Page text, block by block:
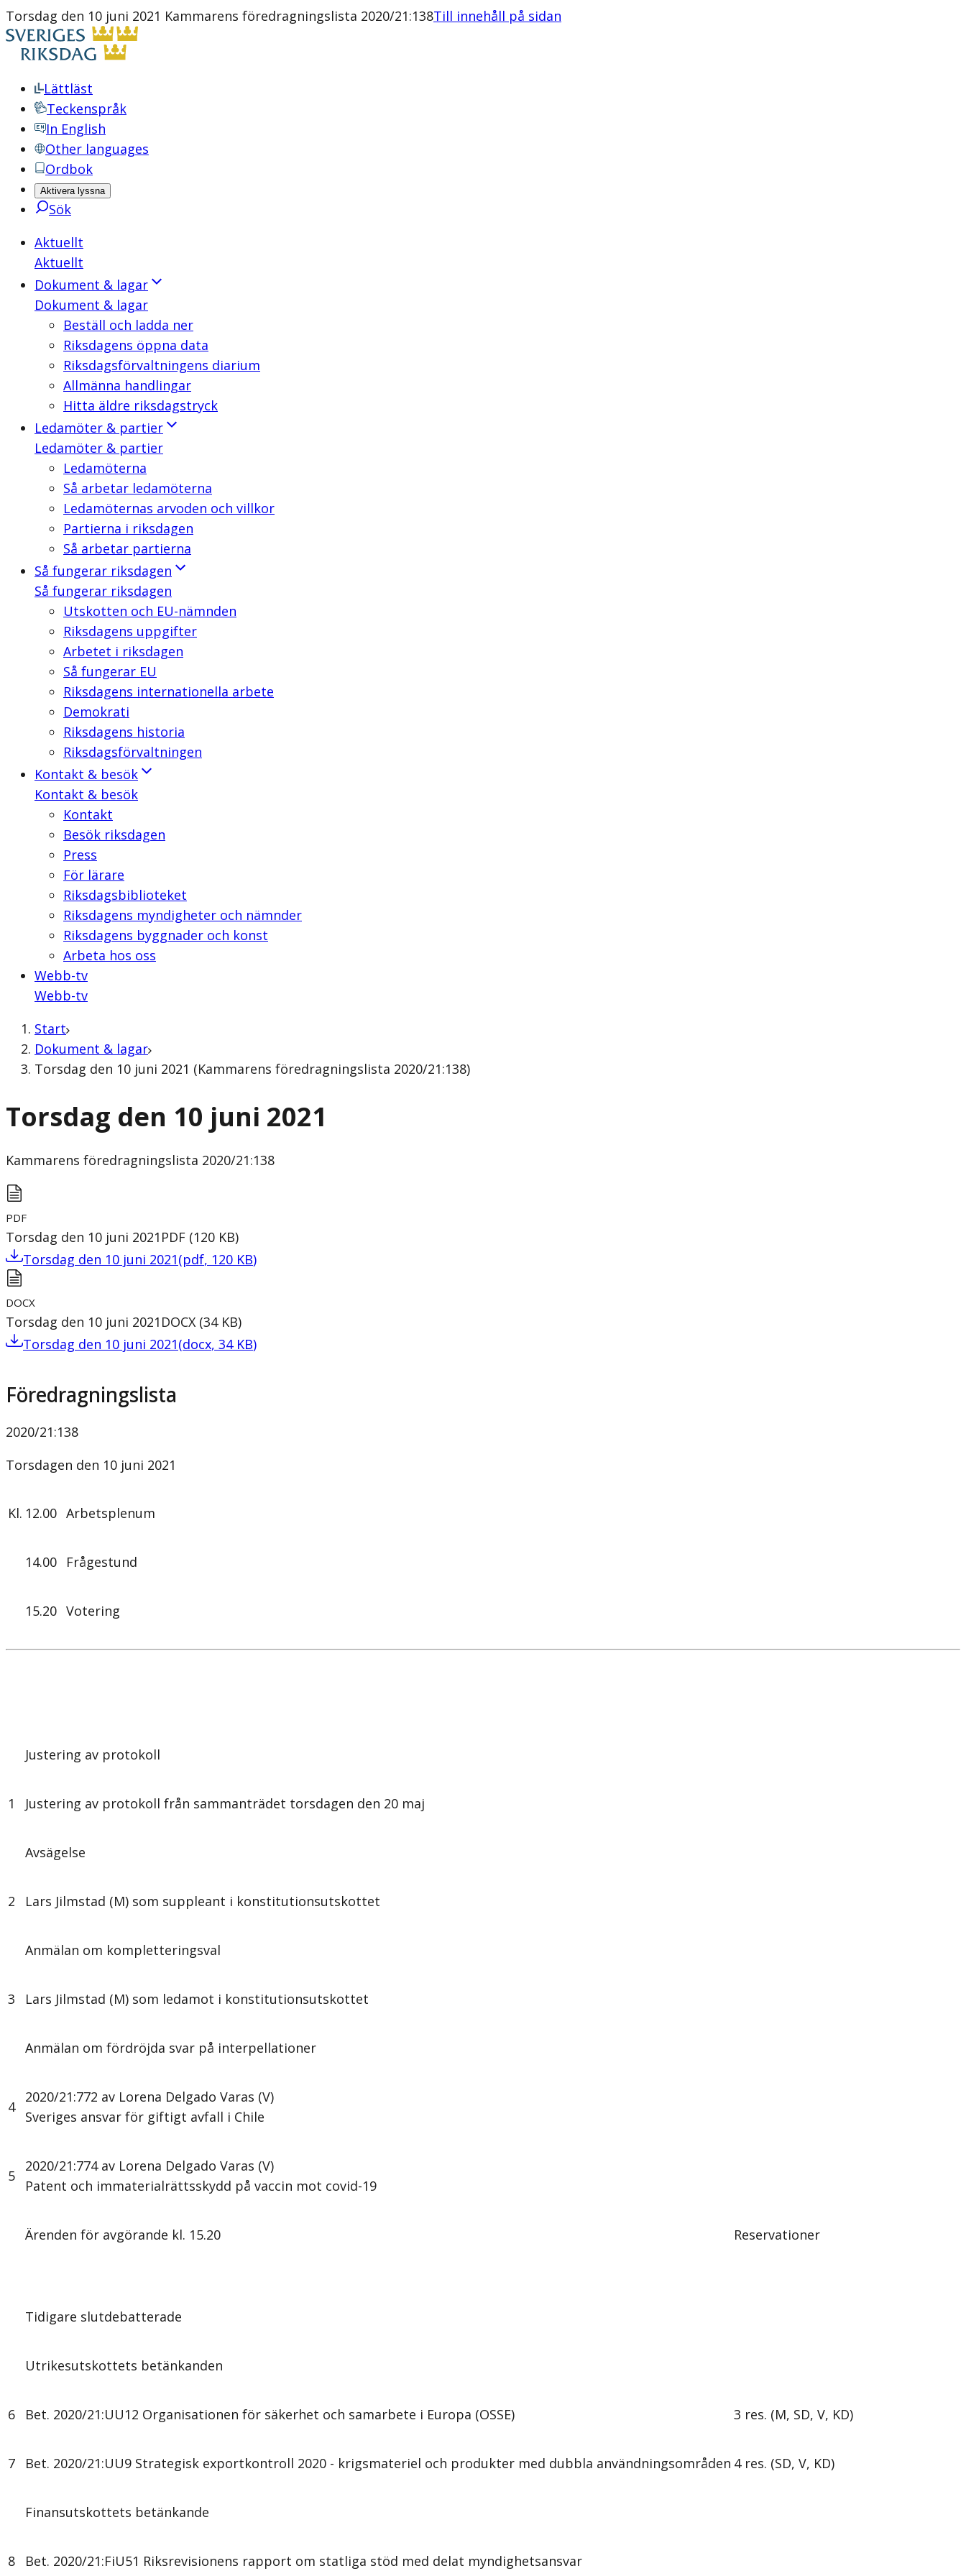
Torsdag den 10 juni 2021 Kammarens föredragningslista 2020/21:138Till innehåll på sidan
Lättläst
Teckenspråk
In English
Other languages
Ordbok
Aktivera lyssna
Sök
Aktuellt
Aktuellt
Dokument & lagar
Dokument & lagar
Beställ och ladda ner
Riksdagens öppna data
Riksdagsförvaltningens diarium
Allmänna handlingar
Hitta äldre riksdagstryck
Ledamöter & partier
Ledamöter & partier
Ledamöterna
Så arbetar ledamöterna
Ledamöternas arvoden och villkor
Partierna i riksdagen
Så arbetar partierna
Så fungerar riksdagen
Så fungerar riksdagen
Utskotten och EU-nämnden
Riksdagens uppgifter
Arbetet i riksdagen
Så fungerar EU
Riksdagens internationella arbete
Demokrati
Riksdagens historia
Riksdagsförvaltningen
Kontakt & besök
Kontakt & besök
Kontakt
Besök riksdagen
Press
För lärare
Riksdagsbiblioteket
Riksdagens myndigheter och nämnder
Riksdagens byggnader och konst
Arbeta hos oss
Webb-tv
Webb-tv
Start
Dokument & lagar
Torsdag den 10 juni 2021 (Kammarens föredragningslista 2020/21:138)
Torsdag den 10 juni 2021
Kammarens föredragningslista 2020/21:138
PDF
Torsdag den 10 juni 2021 PDF (120 KB)
Torsdag den 10 juni 2021(pdf, 120 KB)
DOCX
Torsdag den 10 juni 2021 DOCX (34 KB)
Torsdag den 10 juni 2021(docx, 34 KB)
Föredragningslista
2020/21:138
Torsdagen den 10 juni 2021
Kl. 12.00 Arbetsplenum
14.00 Frågestund
15.20 Votering
Justering av protokoll
1 Justering av protokoll från sammanträdet torsdagen den 20 maj
Avsägelse
2 Lars Jilmstad (M) som suppleant i konstitutionsutskottet
Anmälan om kompletteringsval
3 Lars Jilmstad (M) som ledamot i konstitutionsutskottet
Anmälan om fördröjda svar på interpellationer
4
2020/21:772 av Lorena Delgado Varas (V)
Sveriges ansvar för giftigt avfall i Chile
5
2020/21:774 av Lorena Delgado Varas (V)
Patent och immaterialrättsskydd på vaccin mot covid-19
Ärenden för avgörande kl. 15.20 Reservationer
Tidigare slutdebatterade
Utrikesutskottets betänkanden
6 Bet. 2020/21:UU12 Organisationen för säkerhet och samarbete i Europa (OSSE) 3 res. (M, SD, V, KD)
7 Bet. 2020/21:UU9 Strategisk exportkontroll 2020 - krigsmateriel och produkter med dubbla användningsområden 4 res. (SD, V, KD)
Finansutskottets betänkande
8 Bet. 2020/21:FiU51 Riksrevisionens rapport om statliga stöd med delat myndighetsansvar